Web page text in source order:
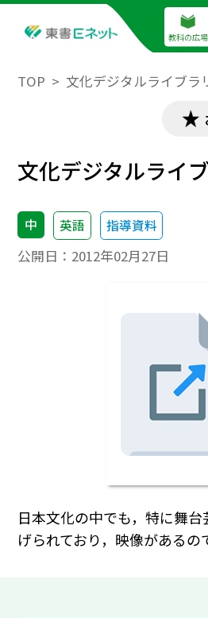
教科の広場
TOP 文化デジタルライブラ
文化デジタルライ
中 英語 指導資料
公開日： 2012年02月27日
日本文化の中でも，特に舞
げられており，映像があるの